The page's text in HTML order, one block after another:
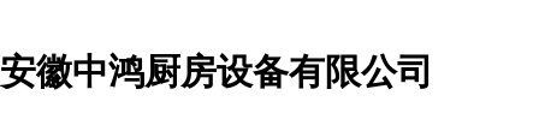
安徽中鸿厨房设备有限公司